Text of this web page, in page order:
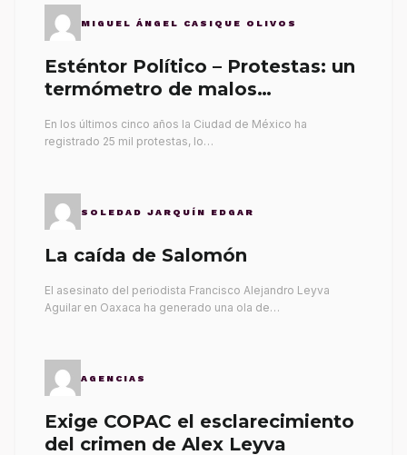
MIGUEL ÁNGEL CASIQUE OLIVOS
Esténtor Político – Protestas: un
termómetro de malos
En los últimos cinco años la Ciudad de México ha
registrado 25 mil protestas, lo…
SOLEDAD JARQUÍN EDGAR
La caída de Salomón
El asesinato del periodista Francisco Alejandro Leyva
Aguilar en Oaxaca ha generado una ola de…
AGENCIAS
Exige COPAC el esclarecimiento
del crimen de Alex Leyva